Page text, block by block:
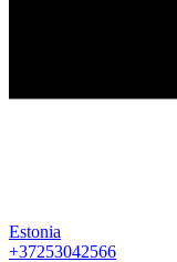
Estonia
+37253042566